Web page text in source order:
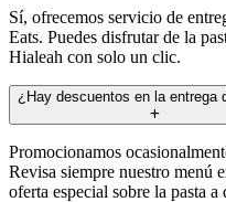
Sí, ofrecemos servicio de
Eats. Puedes disfrutar de la
Hialeah con solo un clic.
¿Hay descuentos en la entrega
Promocionamos
Revisa siempre nuestro menú
oferta especial sobre la pasta